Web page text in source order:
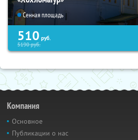
Сенная площадь
510 руб.
5190руб.
Компания
Основное
Публикации о нас